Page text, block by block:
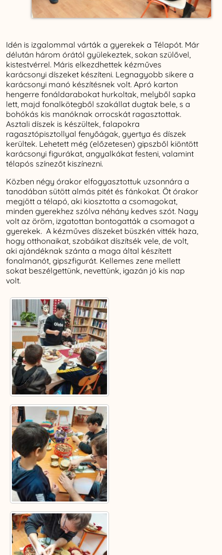
Idén is izgalommal várták a gyerekek a Télapót. Már
délután három órától gyülekeztek, sokan szülővel,
kistestvérrel. Máris elkezdhettek kézműves
karácsonyi díszeket készíteni. Legnagyobb sikere a
karácsonyi manó készítésnek volt. Apró karton
hengerre fonáldarabokat hurkoltak, melyből sapka
lett, majd fonalkötegből szakállat dugtak bele, s a
bohókás kis manóknak orrocskát ragasztottak.
Asztali díszek is készültek, falapokra
ragasztópisztollyal fenyőágak, gyertya és díszek
kerültek. Lehetett még (előzetesen) gipszből kiöntött
karácsonyi figurákat, angyalkákat festeni, valamint
télapós színezőt kiszínezni.
Közben négy órakor elfogyasztottuk uzsonnára a
tanodában sütött almás pitét és fánkokat. Öt órakor
megjött a télapó, aki kiosztotta a csomagokat,
minden gyerekhez szólva néhány kedves szót. Nagy
volt az öröm, izgatottan bontogatták a csomagot a
gyerekek. A kézműves díszeket büszkén vitték haza,
hogy otthonaikat, szobáikat díszítsék vele, de volt,
aki ajándéknak szánta a maga által készített
fonalmanót, gipszfigurát. Kellemes zene mellett
sokat beszélgettünk, nevettünk, igazán jó kis nap
volt.